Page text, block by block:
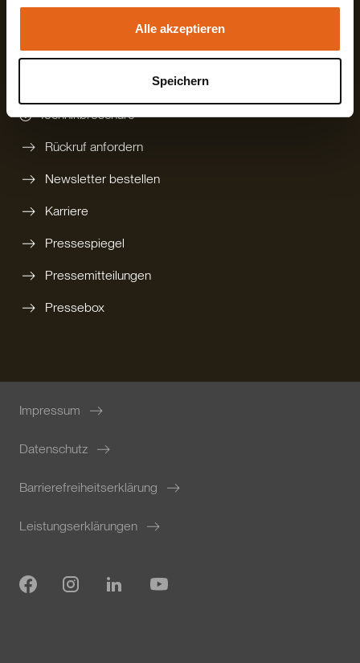
Alle akzeptieren
Speichern
digitalen Katalog bestellen
gedruckten Katalog bestellen
Technikbroschüre
Rückruf anfordern
Newsletter bestellen
Karriere
Pressespiegel
Pressemitteilungen
Pressebox
Impressum
Datenschutz
Barrierefreiheitserklärung
Leistungserklärungen